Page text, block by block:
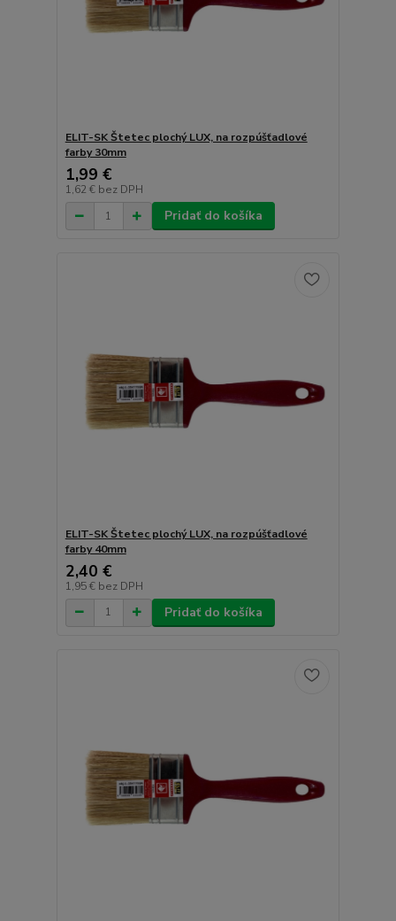
ELIT-SK Štetec plochý LUX, na rozpúšťadlové
farby 30mm
1,99 €
1,62 € bez DPH
Pridať do košíka
ELIT-SK Štetec plochý LUX, na rozpúšťadlové
farby 40mm
2,40 €
1,95 € bez DPH
Pridať do košíka